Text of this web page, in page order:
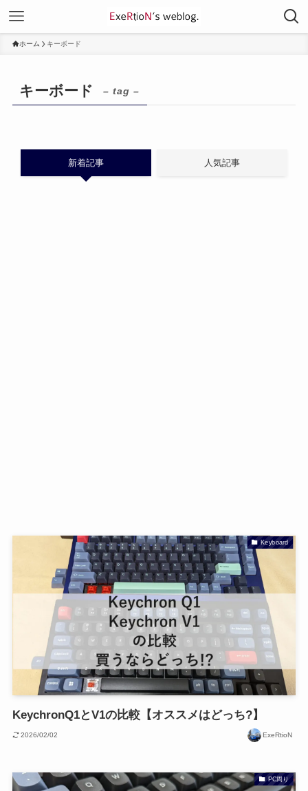
ホーム キーボード
キーボード – tag –
新着記事 人気記事
Keyboard
KeychronQ1とV1の比較【オススメはどっち?】
2026/02/02 ExeRtioN
PC周り